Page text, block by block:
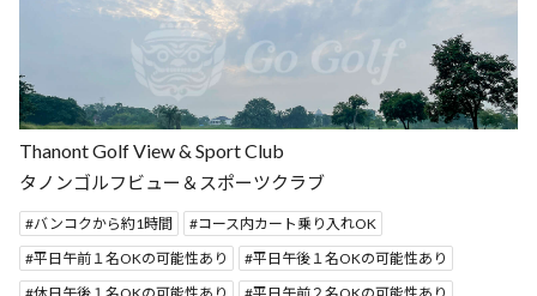
Thanont Golf View & Sport Club
タノンゴルフビュー＆スポーツクラブ
バンコクから約1時間
コース内カート乗り入れOK
平日午前１名OKの可能性あり
平日午後１名OKの可能性あり